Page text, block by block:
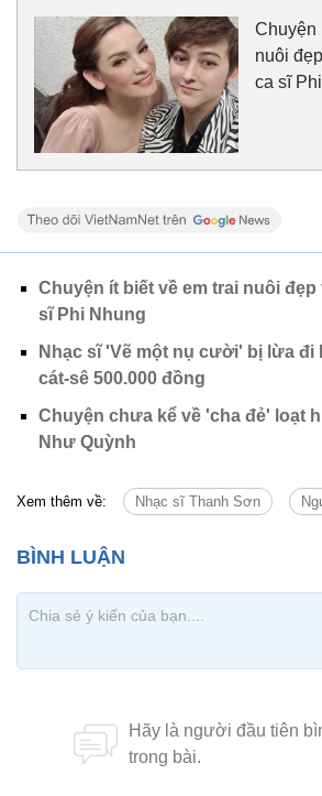
Chuyện
nuôi
ca sĩ
Chuyện ít biết về em trai nuôi
sĩ Phi Nhung
Nhạc sĩ 'Vẽ một nụ cười' bị lừa đi
cát-sê 500.000 đồng
Chuyện chưa kể về 'cha đẻ' loạt
Như Quỳnh
Xem thêm về: Nhạc sĩ Thanh Sơn